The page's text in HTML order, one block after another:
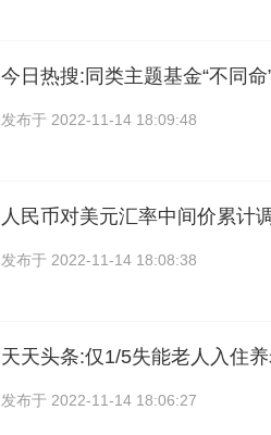
今日热搜:同类主题基金“不同命
发布于 2022-11-14 18:09:48
人民币对美元汇率中间价累计
发布于 2022-11-14 18:08:38
天天头条:仅1/5失能老人入住
发布于 2022-11-14 18:06:27